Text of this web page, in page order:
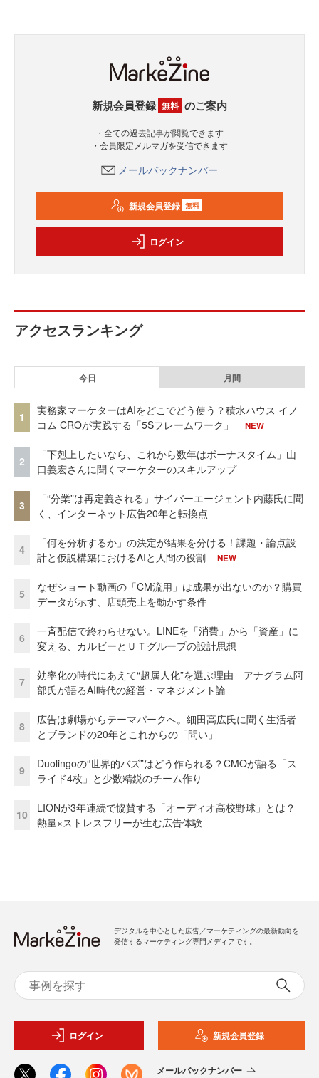
新規会員登録 無料 のご案内
・全ての過去記事が閲覧できます
・会員限定メルマガを受信できます
メールバックナンバー
新規会員登録 無料
ログイン
アクセスランキング
今日 月間
1
実務家マーケターはAIをどこでどう使う？積水ハウス イノ
コム CROが実践する「5Sフレームワーク」
NEW
2
「下剋上したいなら、これから数年はボーナスタイム」山
口義宏さんに聞くマーケターのスキルアップ
3
「“分業”は再定義される」サイバーエージェント内藤氏に聞
く、インターネット広告20年と転換点
4
「何を分析するか」の決定が結果を分ける！課題・論点設
計と仮説構築におけるAIと人間の役割
NEW
5
なぜショート動画の「CM流用」は成果が出ないのか？購買
データが示す、店頭売上を動かす条件
6
一斉配信で終わらせない。LINEを「消費」から「資産」に
変える、カルビーとＵＴグループの設計思想
7
効率化の時代にあえて“超属人化”を選ぶ理由 アナグラム阿
部氏が語るAI時代の経営・マネジメント論
8
広告は劇場からテーマパークへ。細田高広氏に聞く生活者
とブランドの20年とこれからの「問い」
9
Duolingoの“世界的バズ”はどう作られる？CMOが語る「ス
ライド4枚」と少数精鋭のチーム作り
10
LIONが3年連続で協賛する「オーディオ高校野球」とは？
熱量×ストレスフリーが生む広告体験
デジタルを中心とした広告／マーケティングの最新動向を
発信するマーケティング専門メディアです。
ログイン 新規会員登録
メールバックナンバー